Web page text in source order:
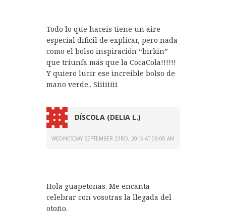
Todo lo que haceis tiene un aire
especial dificil de explicar, pero nada
como el bolso inspiración “birkin”
que triunfa más que la CocaCola!!!!!!
Y quiero lucir ese increible bolso de
mano verde.. Siiiiiiii
DÍSCOLA (DELIA L.)
WEDNESDAY SEPTEMBER 23RD, 2015 AT 09:00 AM
Hola guapetonas. Me encanta
celebrar con vosotras la llegada del
otoño.